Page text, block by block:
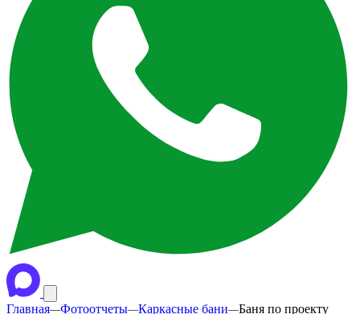
Главная—Фотоотчеты—Каркасные бани—Баня по проекту